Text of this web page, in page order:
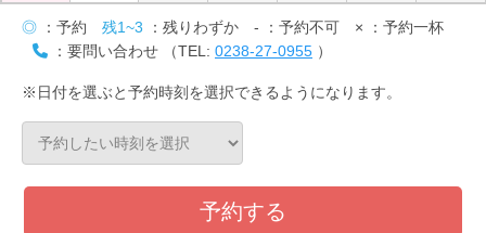
◎ ：予約 残1~3 ：残りわずか - ：予約不可 × ：予約一杯
：要問い合わせ （TEL: 0238-27-0955 ）
※日付を選ぶと予約時刻を選択できるようになります。
予約する